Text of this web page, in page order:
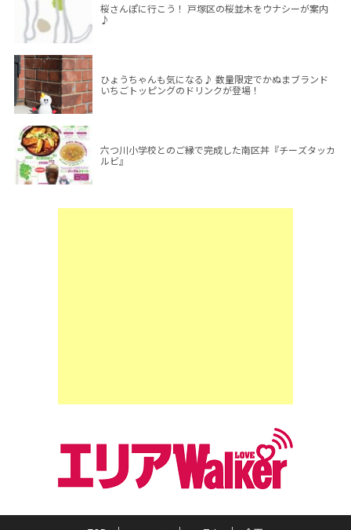
桜さんぽに行こう！ 戸塚区の桜並木をウナシーが案内
♪
ひょうちゃんも気になる♪ 数量限定でかぬまブランド
いちごトッピングのドリンクが登場！
六つ川小学校とのご縁で完成した南区丼『チーズタッカ
ルビ』